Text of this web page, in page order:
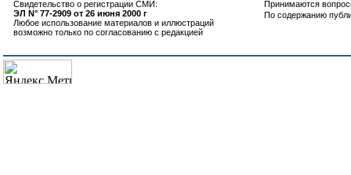
Свидетельство о регистрации СМИ:
ЭЛ N° 77-2909 от 26 июня 2000 г
Любое использование материалов и иллюстраций
возможно только по согласованию с редакцией
Принимаются
По содержанию